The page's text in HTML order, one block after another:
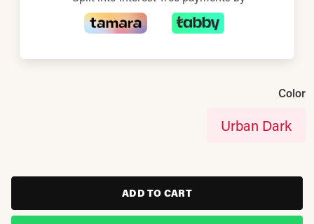
Color
Urban Dark
ADD TO CART